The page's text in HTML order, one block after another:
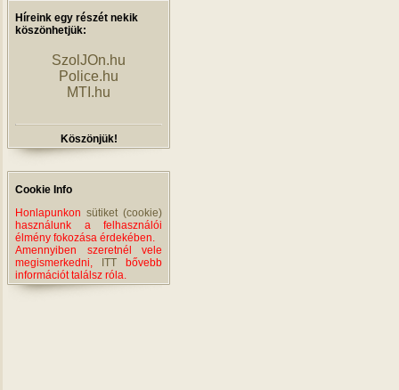
Híreink egy részét nekik
köszönhetjük:
SzolJOn.hu
Police.hu
MTI.hu
Köszönjük!
Cookie Info
Honlapunkon sütiket (cookie)
használunk a felhasználói
élmény fokozása érdekében.
Amennyiben szeretnél vele
megismerkedni,
ITT bővebb
információt találsz róla.